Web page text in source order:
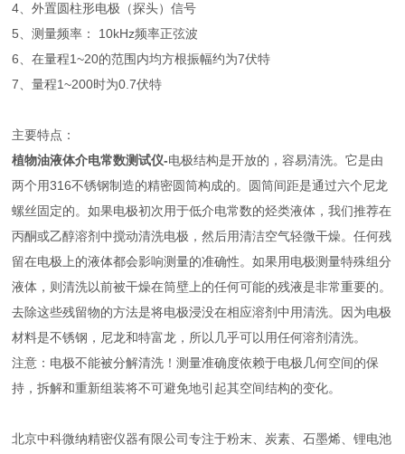
4、外置圆柱形电极（探头）信号
5、测量频率： 10kHz频率正弦波
6、在量程1~20的范围内均方根振幅约为7伏特
7、量程1~200时为0.7伏特
主要特点：
植物油液体介电常数测试仪-电极结构是开放的，容易清洗。它是由
两个用316不锈钢制造的精密圆筒构成的。圆筒间距是通过六个尼龙
螺丝固定的。如果电极初次用于低介电常数的烃类液体，我们推荐在
丙酮或乙醇溶剂中搅动清洗电极，然后用清洁空气轻微干燥。任何残
留在电极上的液体都会影响测量的准确性。如果用电极测量特殊组分
液体，则清洗以前被干燥在筒壁上的任何可能的残液是非常重要的。
去除这些残留物的方法是将电极浸没在相应溶剂中用清洗。因为电极
材料是不锈钢，尼龙和特富龙，所以几乎可以用任何溶剂清洗。
注意：电极不能被分解清洗！测量准确度依赖于电极几何空间的保
持，拆解和重新组装将不可避免地引起其空间结构的变化。
北京中科微纳精密仪器有限公司专注于粉末、炭素、石墨烯、锂电池